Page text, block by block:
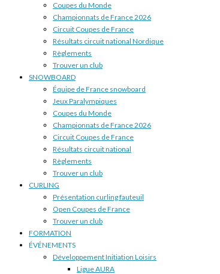
Coupes du Monde
Championnats de France 2026
Circuit Coupes de France
Résultats circuit national Nordique
Règlements
Trouver un club
SNOWBOARD
Équipe de France snowboard
Jeux Paralympiques
Coupes du Monde
Championnats de France 2026
Circuit Coupes de France
Résultats circuit national
Règlements
Trouver un club
CURLING
Présentation curling fauteuil
Open Coupes de France
Trouver un club
FORMATION
ÉVÉNEMENTS
Développement Initiation Loisirs
Ligue AURA